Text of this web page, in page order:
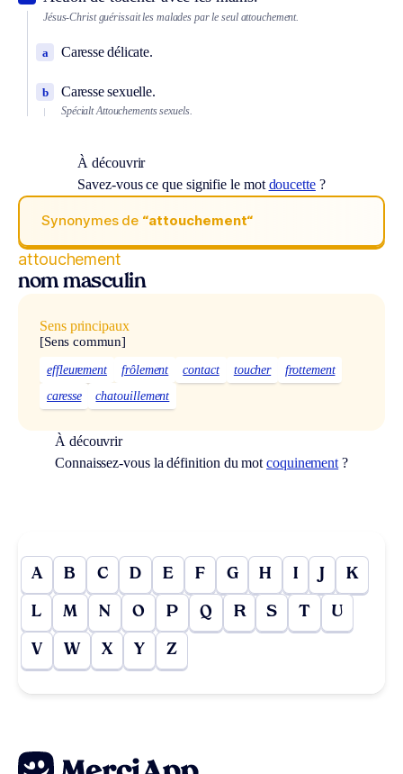
Jésus-Christ guérissait les malades par le seul attouchement.
Caresse délicate.
a
Caresse sexuelle.
b
Spécialt Attouchements sexuels.
À découvrir
Savez-vous ce que signifie le mot doucette?
Synonymes de “attouchement“
attouchement
nom masculin
Sens principaux
[Sens commun]
effleurement frôlement contact toucher
frottement
caresse
chatouillement
À découvrir
Connaissez-vous la définition du motcoquinement ?
A B C D E F G H I J K
L M N O P Q R S T U
V W X Y Z